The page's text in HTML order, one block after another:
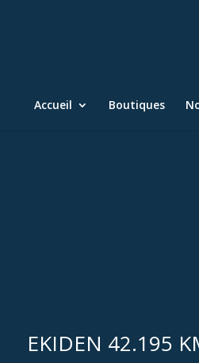
Accueil Boutiques
EKIDEN 42.195